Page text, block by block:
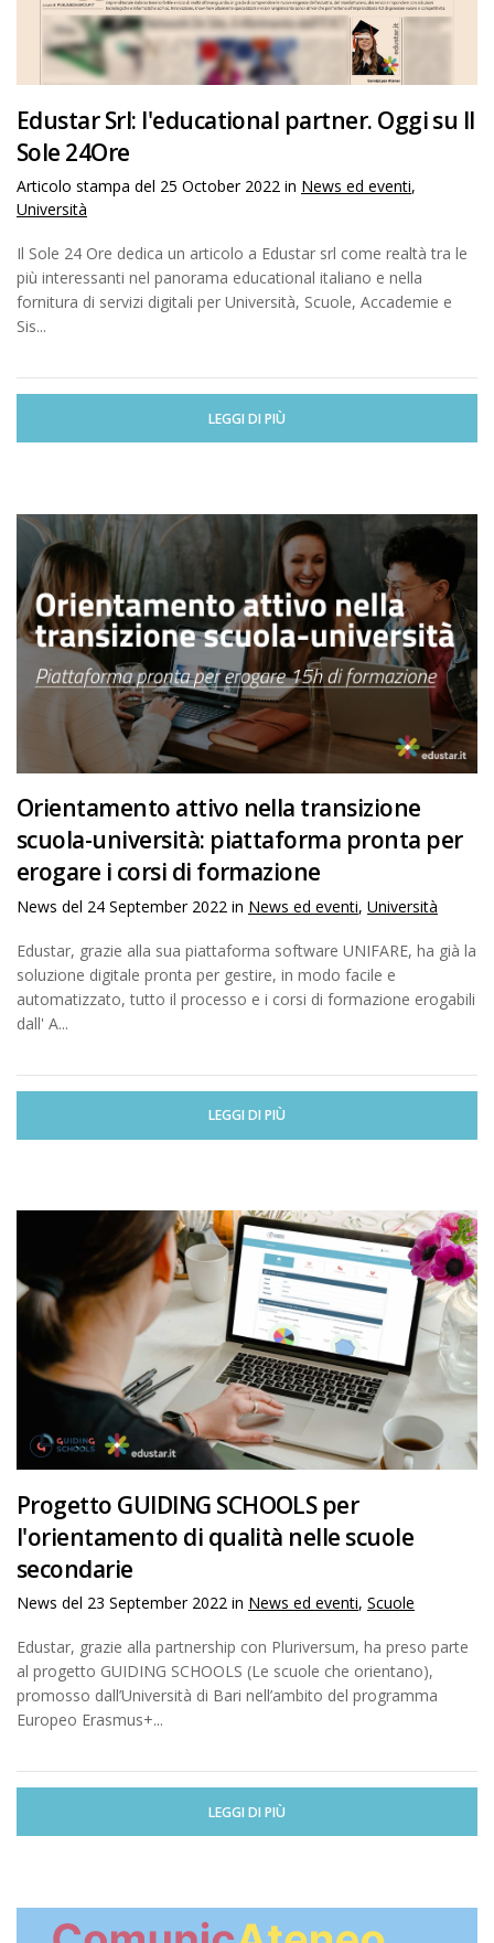
Edustar Srl: l'educational partner. Oggi su Il
Sole 24Ore
Articolo stampa del 25 October 2022 in News ed eventi,
Università
Il Sole 24 Ore dedica un articolo a Edustar srl come realtà tra le
più interessanti nel panorama educational italiano e nella
fornitura di servizi digitali per Università, Scuole, Accademie e
Sis...
LEGGI DI PIÙ
Orientamento attivo nella transizione
scuola-università: piattaforma pronta per
erogare i corsi di formazione
News del 24 September 2022 in News ed eventi, Università
Edustar, grazie alla sua piattaforma software UNIFARE, ha già la
soluzione digitale pronta per gestire, in modo facile e
automatizzato, tutto il processo e i corsi di formazione erogabili
dall' A...
LEGGI DI PIÙ
Progetto GUIDING SCHOOLS per
l'orientamento di qualità nelle scuole
secondarie
News del 23 September 2022 in News ed eventi, Scuole
Edustar, grazie alla partnership con Pluriversum, ha preso parte
al progetto GUIDING SCHOOLS (Le scuole che orientano),
promosso dall’Università di Bari nell’ambito del programma
Europeo Erasmus+...
LEGGI DI PIÙ